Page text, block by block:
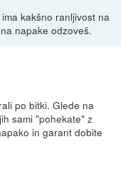
kakšno ranljivost na
napake odzoveš.
po bitki. Glede na
sami "pohekate" z
in garant dobite